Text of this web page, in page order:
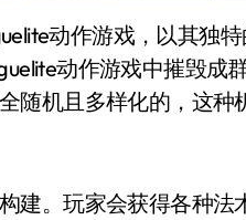
动作游戏中摧毁成
随机且多样化的，这
建。玩家会获得各种